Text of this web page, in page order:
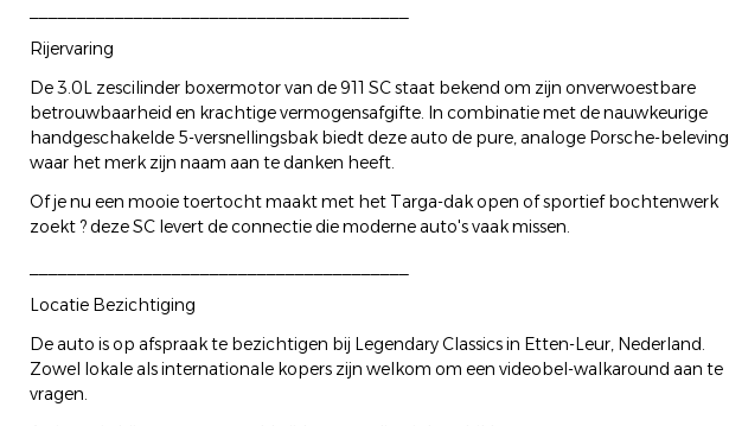
Rijervaring
De 3.0L zescilinder boxermotor van de 911 SC staat bekend om zijn onverwoestbare
betrouwbaarheid en krachtige vermogensafgifte. In combinatie met de nauwkeurige
handgeschakelde 5-versnellingsbak biedt deze auto de pure, analoge Porsche-beleving
waar het merk zijn naam aan te danken heeft.
Of je nu een mooie toertocht maakt met het Targa-dak open of sportief bochtenwerk
zoekt ? deze SC levert de connectie die moderne auto's vaak missen.
Locatie Bezichtiging
De auto is op afspraak te bezichtigen bij Legendary Classics in Etten-Leur, Nederland.
Zowel lokale als internationale kopers zijn welkom om een videobel-walkaround aan te
vragen.